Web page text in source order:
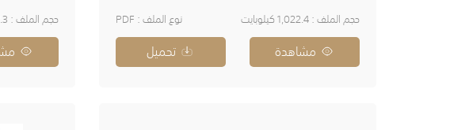
حجم الملف : 1,022.4 كيلوبايت نوع الملف : PDF
مشاهدة تحميل
حجم الملف : 242.3 كيلوبايت